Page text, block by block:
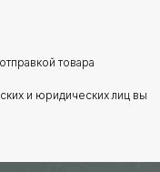
товара
и юридических лиц вы